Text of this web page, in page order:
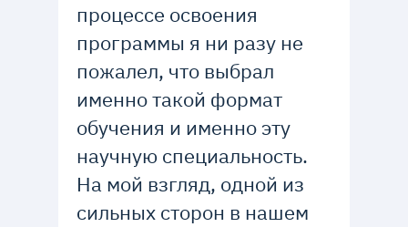
процессе освоения
программы я ни разу не
пожалел, что выбрал
именно такой формат
обучения и именно эту
научную специальность.
На мой взгляд, одной из
сильных сторон в нашем